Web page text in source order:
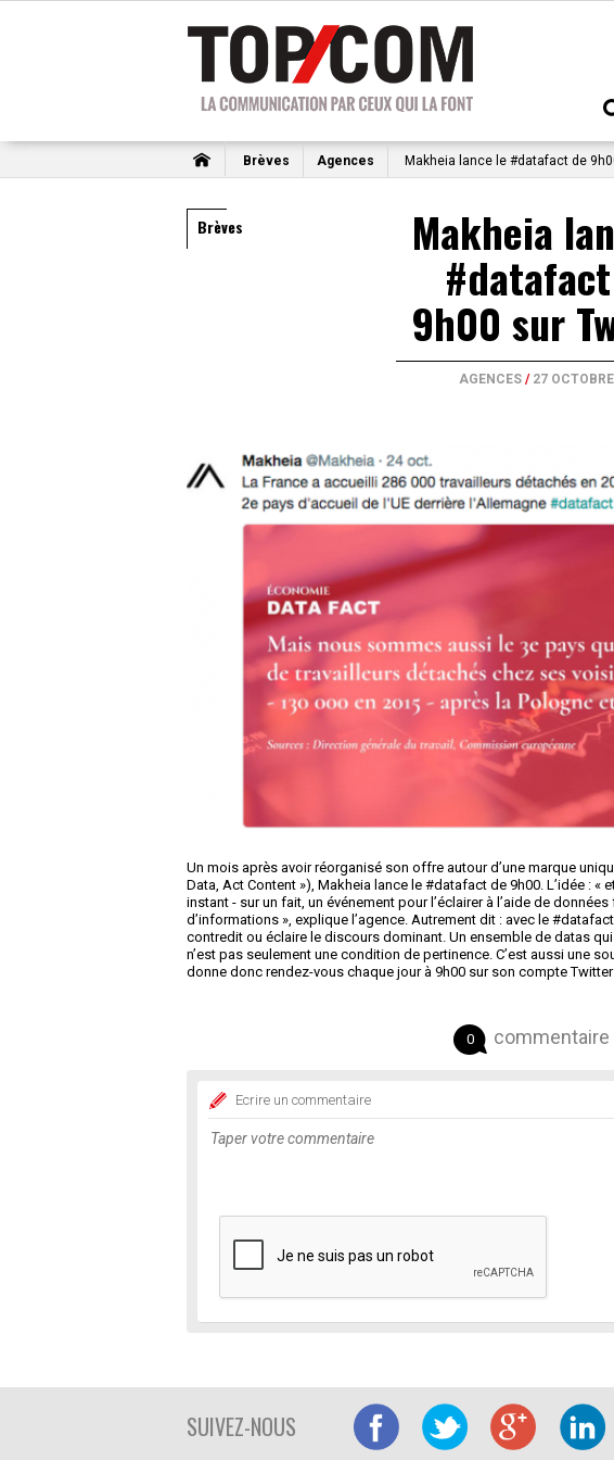
Brèves Agences Makheia lance le #datafact de
Brèves Makheia
9h00 sur
AGENCES / 27
Un mois après avoir réorganisé son offre autour d’une marque
Data, Act Content »), Makheia lance le #datafact de 9h00. L’idée : «
instant - sur un fait, un événement pour l’éclairer à l’aide de
d’informations », explique l’agence. Autrement dit : avec le
contredit ou éclaire le discours dominant. Un ensemble de datas
n’est pas seulement une condition de pertinence. C’est aussi une
donne donc rendez-vous chaque jour à 9h00 sur son compte
0 commentaire
Ecrire un commentaire
SUIVEZ-NOUS